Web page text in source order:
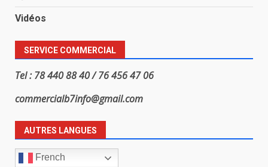
Vidéos
SERVICE COMMERCIAL
Tel : 78 440 88 40 / 76 456 47 06
commercialb7info@gmail.com
AUTRES LANGUES
French